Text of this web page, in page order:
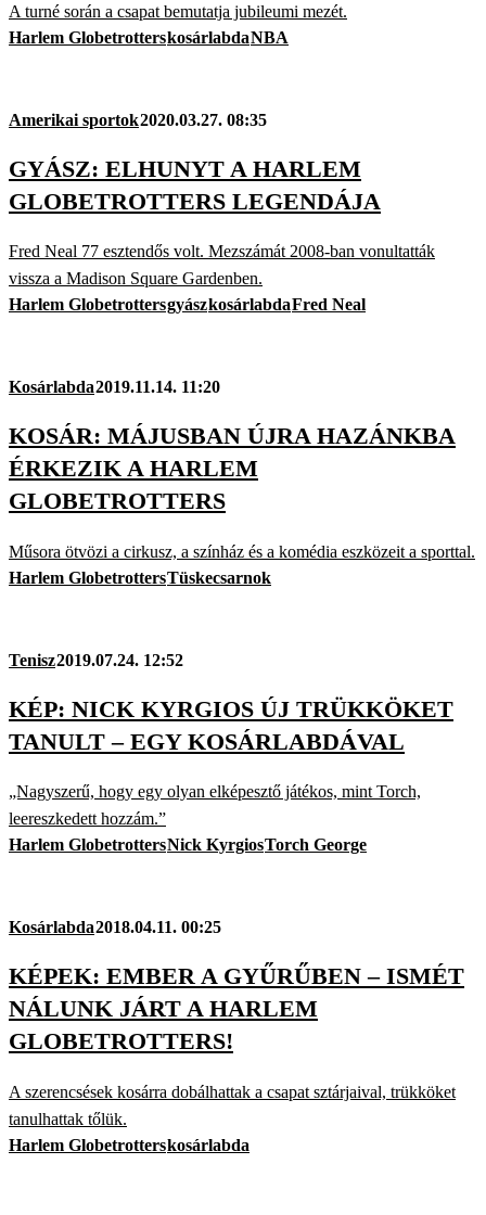
A turné során a csapat bemutatja jubileumi mezét.
Harlem GlobetrotterskosárlabdaNBA
Amerikai sportok2020.03.27. 08:35
GYÁSZ: ELHUNYT A HARLEM
GLOBETROTTERS LEGENDÁJA
Fred Neal 77 esztendős volt. Mezszámát 2008-ban vonultatták
vissza a Madison Square Gardenben.
Harlem GlobetrottersgyászkosárlabdaFred Neal
Kosárlabda2019.11.14. 11:20
KOSÁR: MÁJUSBAN ÚJRA HAZÁNKBA
ÉRKEZIK A HARLEM
GLOBETROTTERS
Műsora ötvözi a cirkusz, a színház és a komédia eszközeit a sporttal.
Harlem GlobetrottersTüskecsarnok
Tenisz2019.07.24. 12:52
KÉP: NICK KYRGIOS ÚJ TRÜKKÖKET
TANULT – EGY KOSÁRLABDÁVAL
„Nagyszerű, hogy egy olyan elképesztő játékos, mint Torch,
leereszkedett hozzám.”
Harlem GlobetrottersNick KyrgiosTorch George
Kosárlabda2018.04.11. 00:25
KÉPEK: EMBER A GYŰRŰBEN – ISMÉT
NÁLUNK JÁRT A HARLEM
GLOBETROTTERS!
A szerencsések kosárra dobálhattak a csapat sztárjaival, trükköket
tanulhattak tőlük.
Harlem Globetrotterskosárlabda